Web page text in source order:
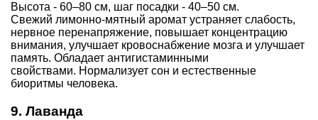
Высота - 60–80 см, шаг посадки - 40–50 см.
Свежий лимонно-мятный аромат устраняет слабость,
нервное перенапряжение, повышает концентрацию
внимания, улучшает кровоснабжение мозга и улучшает
память. Обладает антигистаминными
свойствами. Нормализует сон и естественные
биоритмы человека.
9. Лаванда